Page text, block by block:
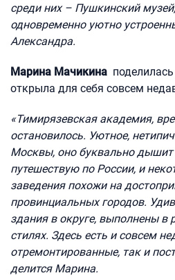
среди них – Пушкинский
одновременно уютно
Александра.
Марина Мачикина
открыла для себя совсем
«Тимирязевская академия,
остановилось. Уютное,
Москвы, оно буквально дышит
путешествую по России, и
заведения похожи на
провинциальных городов.
здания в округе, выполнены в
стилях. Здесь есть и совсем
отремонтированные, так и
делится Марина.